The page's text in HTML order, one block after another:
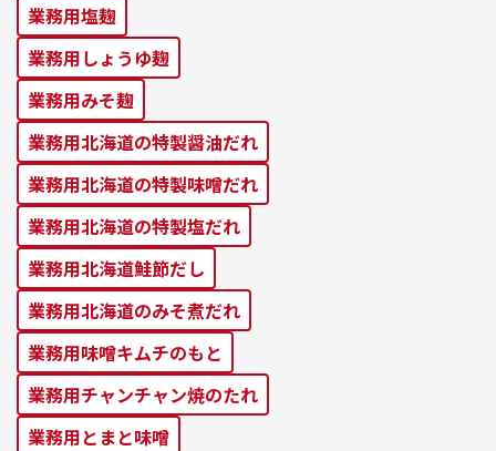
業務⽤塩麹
業務⽤しょうゆ麹
業務⽤みそ麹
業務⽤北海道の特製醤油だれ
業務⽤北海道の特製味噌だれ
業務⽤北海道の特製塩だれ
業務⽤北海道鮭節だし
業務⽤北海道のみそ煮だれ
業務⽤味噌キムチのもと
業務⽤チャンチャン焼のたれ
業務⽤とまと味噌